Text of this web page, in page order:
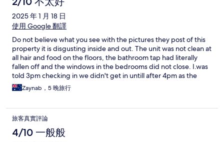
2025 年 1 月 18 日
使用 Google 翻譯
Do not believe what you see with the pictures they post of this
property it is disgusting inside and out. The unit was not clean at
all hair and food on the floors, the bathroom tap had literally
fallen off and the windows in the bedrooms did not close. I.was
told 3pm checking in we didn't get in untill after 4pm as the
cleaner was cleaning the unit. They say no smoking but the
whole unit block inside is filled with cigarette smoke which filters
Zaynab，5 晚旅行
旅客真實評論
4/10 一般般